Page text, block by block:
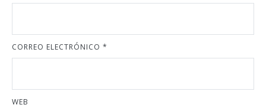
CORREO ELECTRÓNICO *
WEB